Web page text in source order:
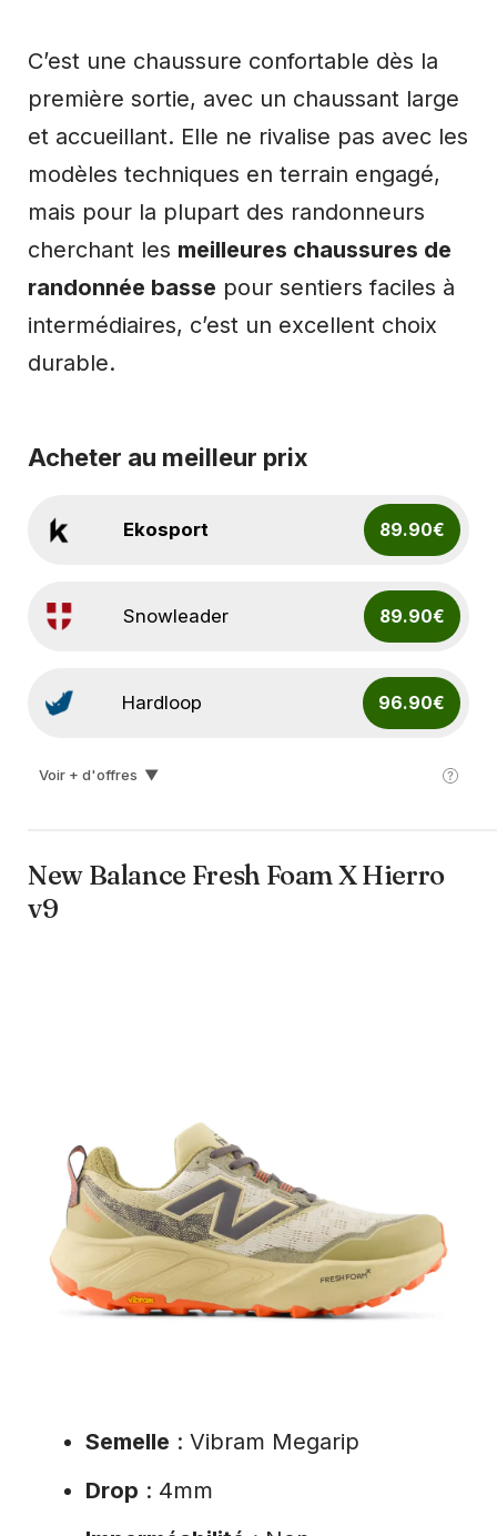
C’est une chaussure confortable dès la
première sortie, avec un chaussant large
et accueillant. Elle ne rivalise pas avec les
modèles techniques en terrain engagé,
mais pour la plupart des randonneurs
cherchant les meilleures chaussures de
randonnée basse pour sentiers faciles à
intermédiaires, c’est un excellent choix
durable.
Acheter au meilleur prix
Ekosport 89.90€
Snowleader 89.90€
Hardloop 96.90€
Voir + d'offres ▼
New Balance Fresh Foam X Hierro
v9
Semelle : Vibram Megarip
Drop : 4mm